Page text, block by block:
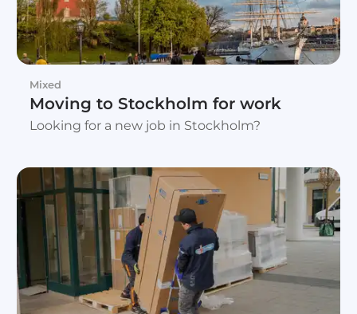
Mixed
Moving to Stockholm for work
Looking for a new job in Stockholm?